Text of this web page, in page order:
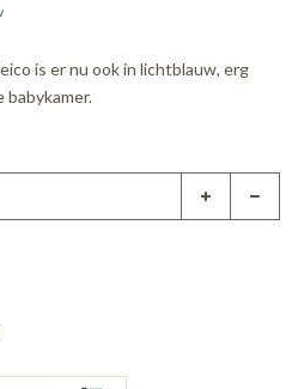
is er nu ook in lichtblauw, erg
babykamer.